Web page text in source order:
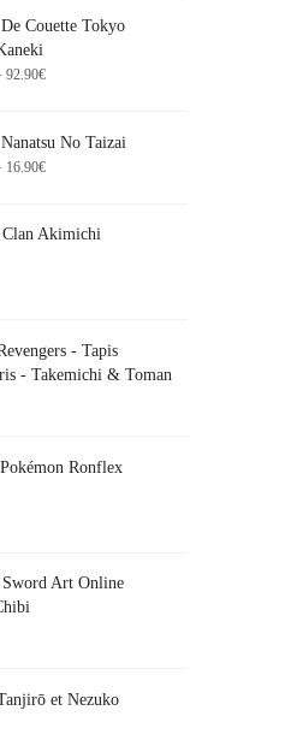
Couette Tokyo
92.90€
No Taizai
16.90€
Clan Akimichi
- Tapis
- Takemichi & Toman
Ronflex
Art Online
et Nezuko